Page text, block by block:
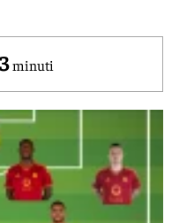
3minuti